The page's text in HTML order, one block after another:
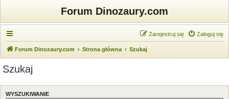
Forum Dinozaury.com
Zaloguj się
Zarejestruj się
Forum Dinozaury.com Strona główna Szukaj
Szukaj
WYSZUKIWANIE